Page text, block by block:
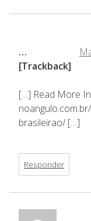
…
[Trackback]
[…] Read More
brasileirao/ […]
Responder